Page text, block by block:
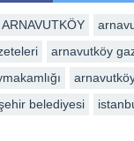
ARNAVUTKÖY
arnavutköy
belediyesi